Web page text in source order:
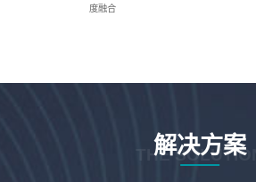
度融合
解决方案
THE SOLUTION